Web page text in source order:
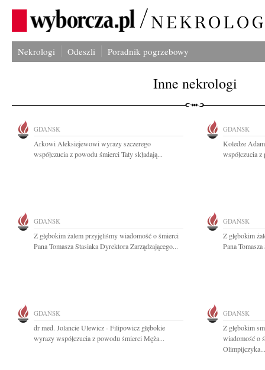
Nekrologi Odeszli Poradnik pogrzebowy
Inne nekrologi
GDAŃSK
Arkowi Aleksiejewowi wyrazy szczerego
współczucia z powodu śmierci Taty składają...
GDAŃSK
Koledze
współczucia
GDAŃSK
Z głębokim żalem przyjęliśmy wiadomość o śmierci
Pana Tomasza Stasiaka Dyrektora Zarządzającego...
GDAŃSK
Z głębokim
Pana
GDAŃSK
dr med. Jolancie Ulewicz - Filipowicz głębokie
wyrazy współczucia z powodu śmierci Męża...
GDAŃSK
Z głębokim
wiadomość o
Olimpijczyka...